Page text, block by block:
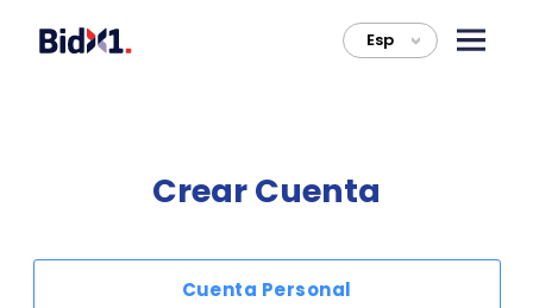
Esp >
Crear Cuenta
Cuenta Personal